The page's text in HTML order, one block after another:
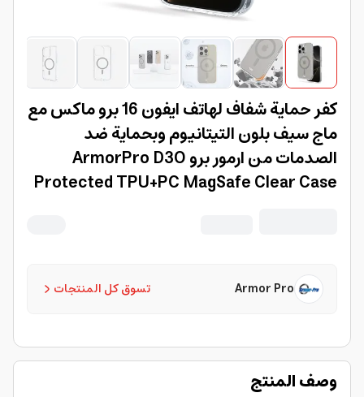
كفر حماية شفاف لهاتف ايفون 16 برو ماكس مع
ماج سيف بلون التيتانيوم وبحماية ضد
الصدمات من ارمور برو ArmorPro D3O
Protected TPU+PC MagSafe Clear Case
تسوق كل المنتجات Armor Pro
وصف المنتج